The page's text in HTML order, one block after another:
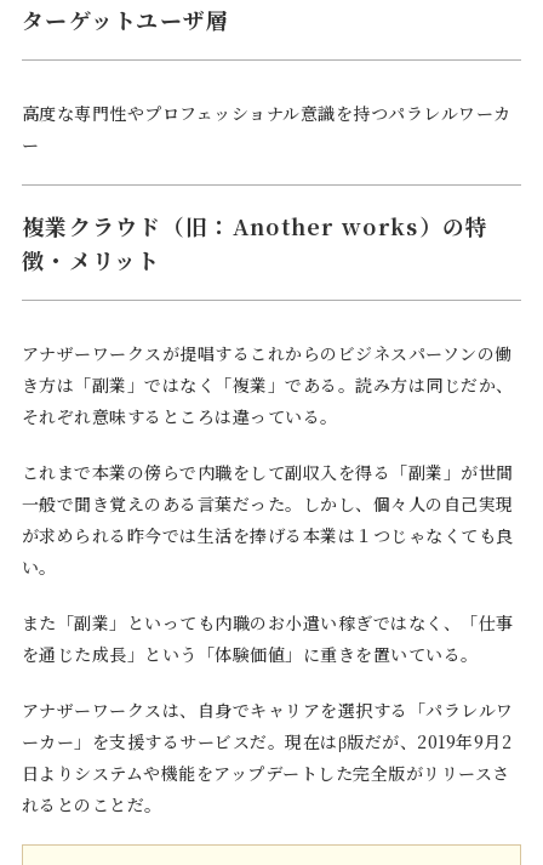
ターゲットユーザ層
高度な専門性やプロフェッショナル意識を持つパラレルワーカ
ー
複業クラウド（旧：Another works）の特
徴・メリット
アナザーワークスが提唱するこれからのビジネスパーソンの働
き方は「副業」ではなく「複業」である。読み方は同じだか、
それぞれ意味するところは違っている。
これまで本業の傍らで内職をして副収入を得る「副業」が世間
一般で聞き覚えのある言葉だった。しかし、個々人の自己実現
が求められる昨今では生活を捧げる本業は１つじゃなくても良
い。
また「副業」といっても内職のお小遣い稼ぎではなく、「仕事
を通じた成長」という「体験価値」に重きを置いている。
アナザーワークスは、自身でキャリアを選択する「パラレルワ
ーカー」を支援するサービスだ。現在はβ版だが、2019年9月2
日よりシステムや機能をアップデートした完全版がリリースさ
れるとのことだ。